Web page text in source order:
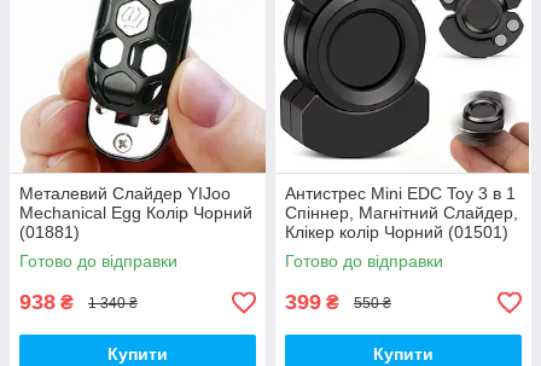
Металевий Слайдер YIJoo
Mechanical Egg Колір Чорний
(01881)
Готово до відправки
938 ₴ 1 340 ₴
Купити
Антистрес Mini EDC Toy 3 в 1
Спіннер, Магнітний Слайдер,
Клікер колір Чорний (01501)
Готово до відправки
399 ₴ 550 ₴
Купити